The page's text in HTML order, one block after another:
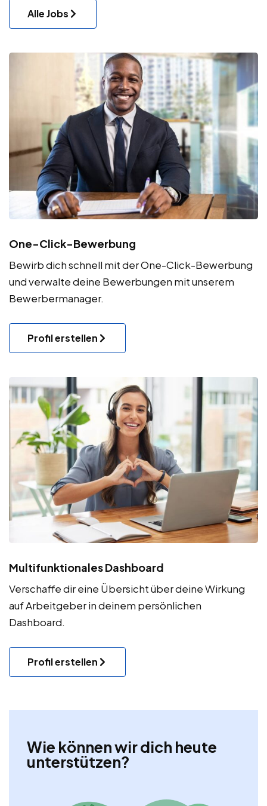
Alle Jobs
One-Click-Bewerbung
Bewirb dich schnell mit der One-Click-Bewerbung
und verwalte deine Bewerbungen mit unserem
Bewerbermanager.
Profil erstellen
Multifunktionales Dashboard
Verschaffe dir eine Übersicht über deine Wirkung
auf Arbeitgeber in deinem persönlichen
Dashboard.
Profil erstellen
Wie können wir dich heute
unterstützen?